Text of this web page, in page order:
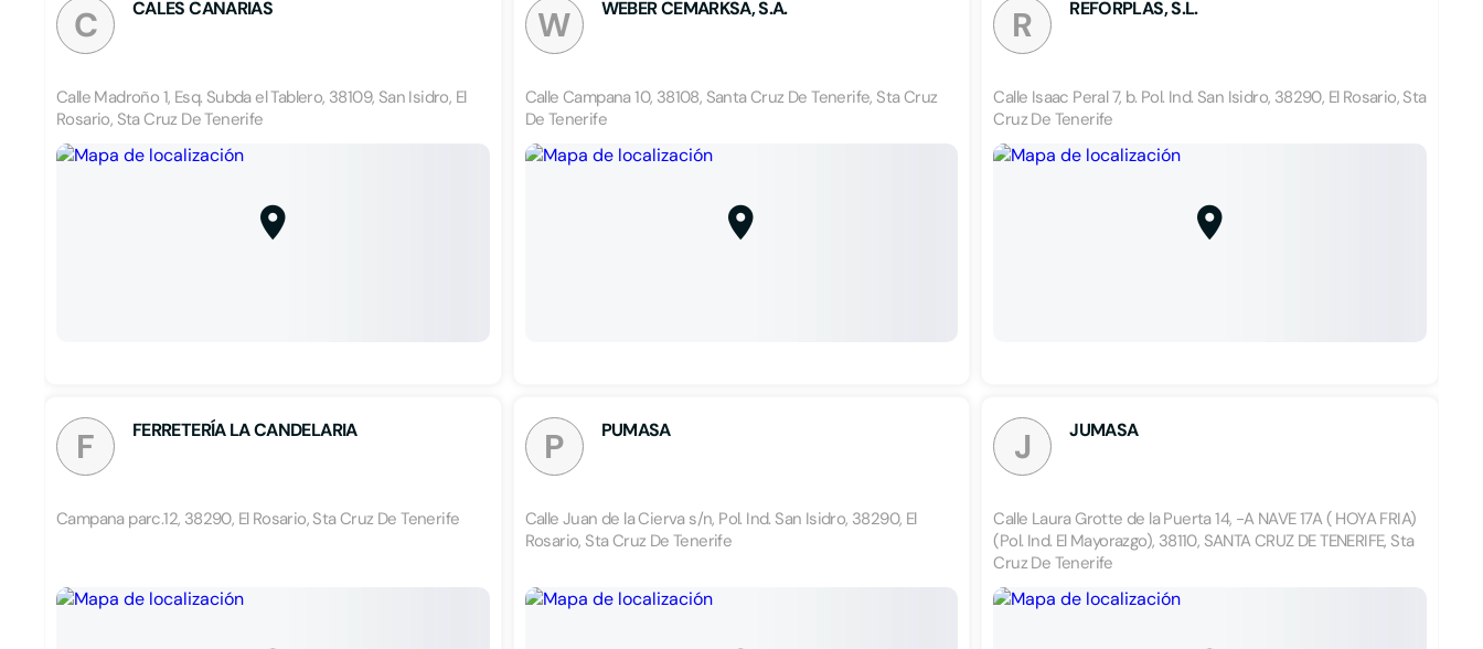
C CALES CANARIAS
Calle Madroño 1, Esq. Subda el Tablero, 38109, San Isidro, El
Rosario, Sta Cruz De Tenerife
W WEBER CEMARKSA, S.A.
Calle Campana 10, 38108, Santa Cruz De Tenerife, Sta Cruz
De Tenerife
R REFORPLAS, S.L.
Calle Isaac Peral 7, b. Pol. Ind. San Isidro, 38290, El Rosario, Sta
Cruz De Tenerife
F FERRETERÍA LA CANDELARIA
Campana parc.12, 38290, El Rosario, Sta Cruz De Tenerife
P PUMASA
Calle Juan de la Cierva s/n, Pol. Ind. San Isidro, 38290, El
Rosario, Sta Cruz De Tenerife
J JUMASA
Calle Laura Grotte de la Puerta 14, -A NAVE 17A ( HOYA FRIA)
(Pol. Ind. El Mayorazgo), 38110, SANTA CRUZ DE TENERIFE, Sta
Cruz De Tenerife